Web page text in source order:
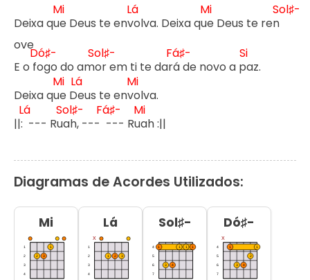
Deixa qu
Mi
e Deus te env
Lá
olva. Deixa qu
Mi
e Deus te ren
Sol♯-
ove
E o f
Dó♯-
ogo do am
Sol♯-
or em ti te dar
Fá♯-
á de novo a p
Si
az.
Deixa qu
Mi
e D
Lá
eus te env
Mi
olva.
||:
Lá
--- Ru
Sol♯-
ah, ---
Fá♯-
--- Ru
Mi
ah :||
Diagramas de Acordes Utilizados:
Mi Lá Sol♯- Dó♯-